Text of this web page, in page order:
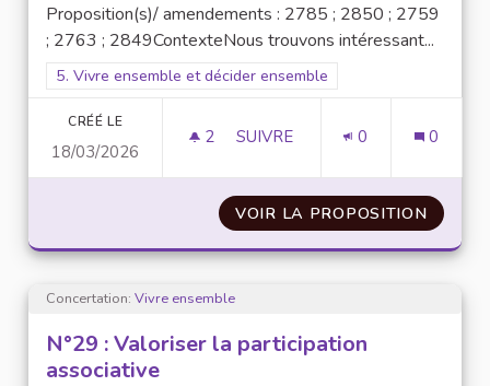
Proposition(s)/ amendements : 2785 ; 2850 ; 2759
; 2763 ; 2849ContexteNous trouvons intéressant...
Filtrer les résultats pour le secteur : 5. Vivre ensemble et
5. Vivre ensemble et décider ensemble
CRÉÉ LE
18/03/2026
2 2 ABONNÉS
SUIVRE 0 0
VOIR LA PROPOSITION N° 47
Concertation: Vivre ensemble
N°29 : Valoriser la participation
associative